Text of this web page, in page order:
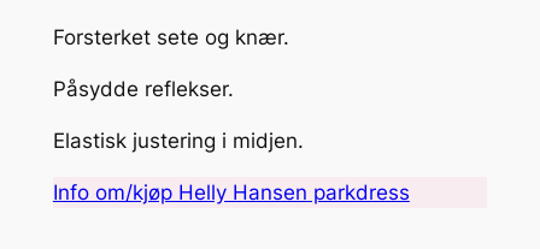
Forsterket sete og knær.
Påsydde reflekser.
Elastisk justering i midjen.
Info om/kjøp Helly Hansen parkdress